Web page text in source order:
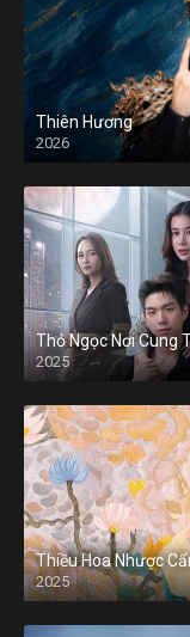
Thiên Hương
2026
Thỏ Ngọc Nơi Cung
2025
Thiều Hoa Nhược
2025